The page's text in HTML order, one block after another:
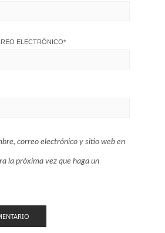
ELECTRÓNICO*
correo electrónico y sitio web en
la próxima vez que haga un